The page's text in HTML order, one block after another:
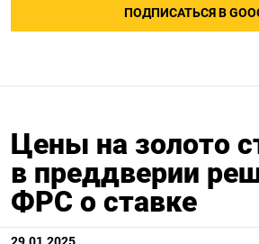
ПОДПИСАТЬСЯ В
Цены на золото
в преддверии
ФРС о ставке